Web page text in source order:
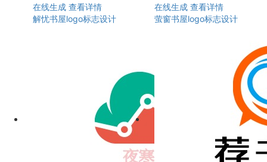
在线生成 查看详情
解忧书屋logo标志设计
在线生成 查看详情
萤窗书屋logo标志设计